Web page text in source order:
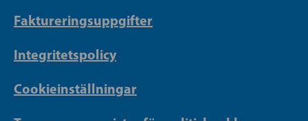
Faktureringsuppgifter
Integritetspolicy
Cookieinställningar